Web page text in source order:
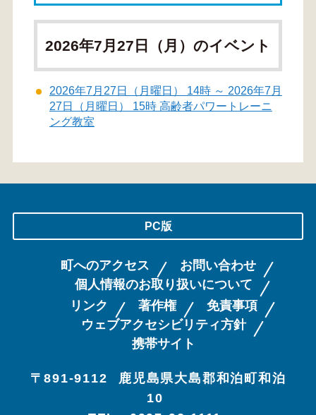
2026年7月27日（月）のイベント
2026年7月27日（月曜日） 14時 ～ 2026年7月
27日（月曜日） 15時 高齢者パワートレーニ
ング教室
PC版
町へのアクセス
お問い合わせ
個人情報のお取り扱いについて
リンク
著作権
免責事項
ウェブアクセシビリティ方針
携帯サイト
〒891-9112
鹿児島県大島郡和泊町和泊
10